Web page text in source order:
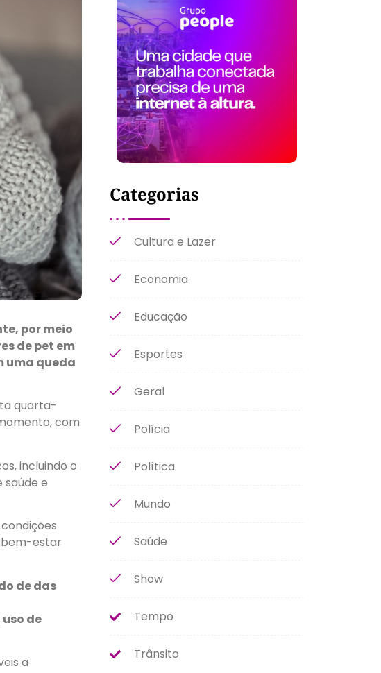
por meio
de pet em
uma queda
quarta-
com
incluindo o
saúde e
bem-estar
de das
de
a
Categorias
Cultura e Lazer
Economia
Educação
Esportes
Geral
Polícia
Política
Mundo
Saúde
Show
Tempo
Trânsito